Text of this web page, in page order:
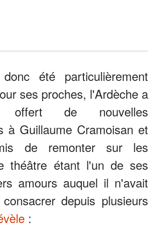
été particulièrement
ses proches, l'Ardèche a
il offert de nouvelles
à Guillaume Cramoisan et
de remonter sur les
théâtre étant l'un de ses
amours auquel il n'avait
depuis plusieurs
: